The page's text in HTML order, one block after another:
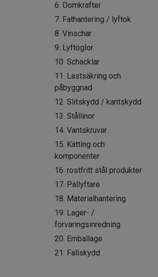
6. Domkrafter
7. Fathantering / lyftok
8. Vinschar
9. Lyftöglor
10. Schacklar
11. Lastsäkring och
påbyggnad
12. Slitskydd / kantskydd
13. Stållinor
14. Vantskruvar
15. Kätting och
komponenter
16. rostfritt stål produkter
17. Pallyftare
18. Materialhantering
19. Lager- /
förvaringsinredning
20. Emballage
21. Fallskydd